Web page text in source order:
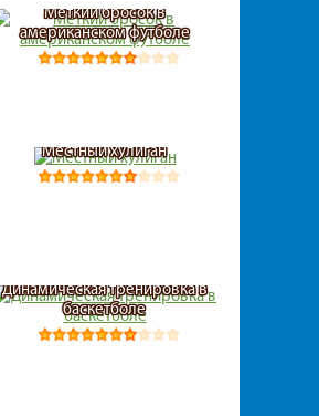
Меткий бросок в
американском футболе
Местный хулиган
Динамическая тренировка в
баскетболе